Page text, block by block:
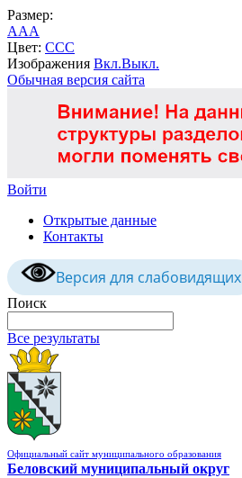
Размер:
AAA
Цвет: CCC
Изображения Вкл.Выкл.
Обычная версия сайта
Войти
Открытые данные
Контакты
Версия для слабовидящих
Поиск
Все результаты
Официальный сайт муниципального образования
Беловский муниципальный округ